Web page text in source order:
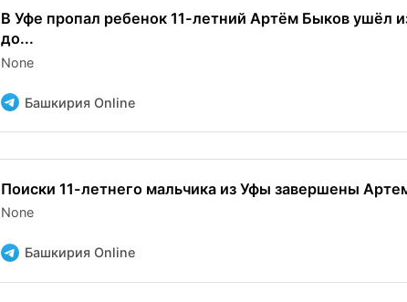
В Уфе пропал ребенок 11-летний Артём Быков ушёл
до...
None
Башкирия Online
Поиски 11-летнего мальчика из Уфы завершены
None
Башкирия Online